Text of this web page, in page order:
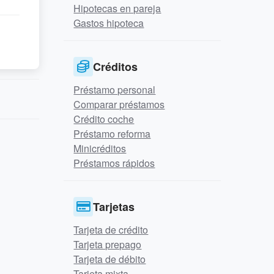
Hipotecas en pareja
Gastos hipoteca
Créditos
Préstamo personal
Comparar préstamos
Crédito coche
Préstamo reforma
Minicréditos
Préstamos rápidos
Tarjetas
Tarjeta de crédito
Tarjeta prepago
Tarjeta de débito